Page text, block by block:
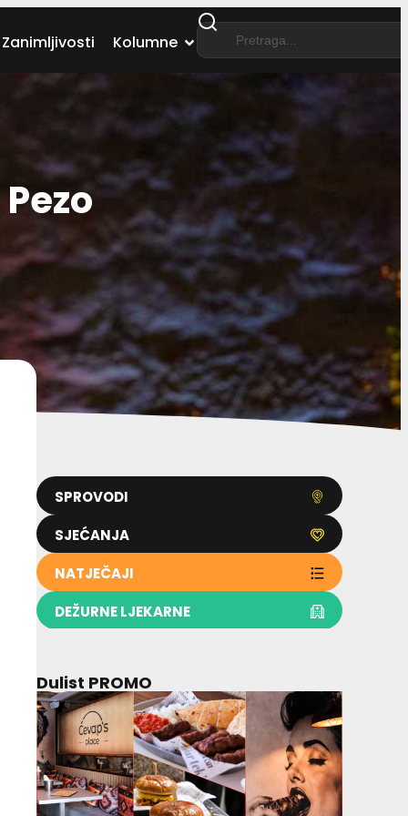
Zanimljivosti Kolumne
SPROVODI
SJEĆANJA
NATJEČAJI
DEŽURNE LJEKARNE
Dulist PROMO